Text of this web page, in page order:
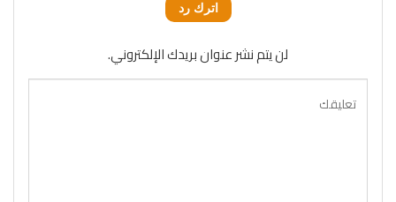
اترك رد
لن يتم نشر عنوان بريدك الإلكتروني.